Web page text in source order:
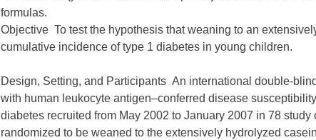
formulas.
Objective To test the hypothesis that weaning to an
cumulative incidence of type 1 diabetes in young children.
Design, Setting, and Participants An international double-
with human leukocyte antigen–conferred disease
diabetes recruited from May 2002 to January 2007 in 78
randomized to be weaned to the extensively hydrolyzed